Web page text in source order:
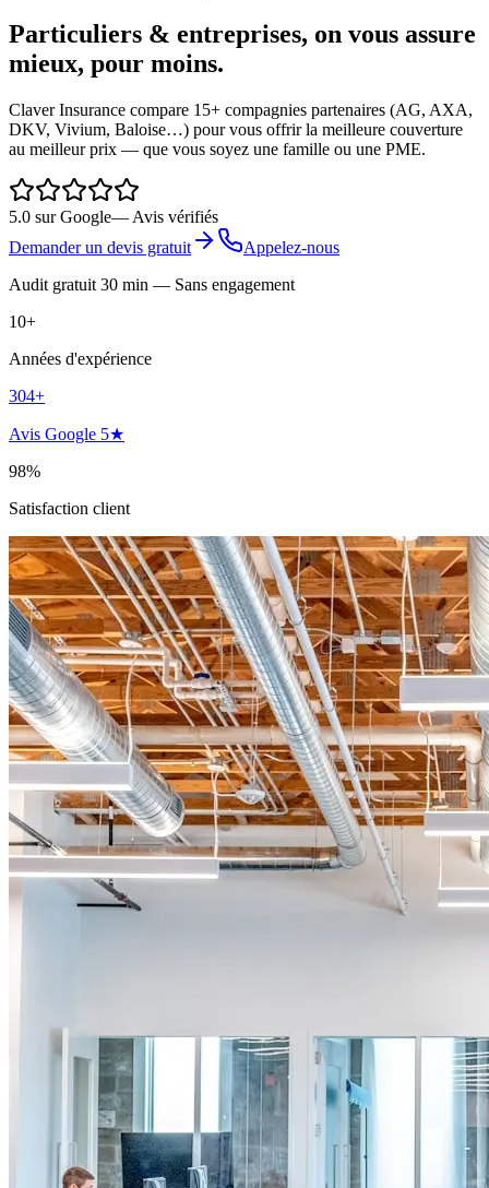
Particuliers & entreprises, on vous assure
mieux, pour moins.
Claver Insurance compare 15+ compagnies partenaires (AG, AXA,
DKV, Vivium, Baloise…) pour vous offrir la meilleure couverture
au meilleur prix — que vous soyez une famille ou une PME.
5.0 sur Google— Avis vérifiés
Demander un devis gratuit
Appelez-nous
Audit gratuit 30 min — Sans engagement
10+
Années d'expérience
304+
Avis Google 5★
98%
Satisfaction client